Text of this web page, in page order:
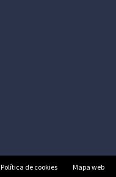
Política de cookies Mapa web